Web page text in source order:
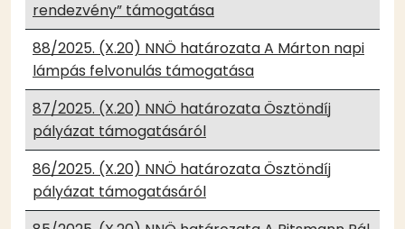
rendezvény” támogatása
88/2025. (X.20) NNÖ határozata A Márton napi
lámpás felvonulás támogatása
87/2025. (X.20) NNÖ határozata Ösztöndíj
pályázat támogatásáról
86/2025. (X.20) NNÖ határozata Ösztöndíj
pályázat támogatásáról